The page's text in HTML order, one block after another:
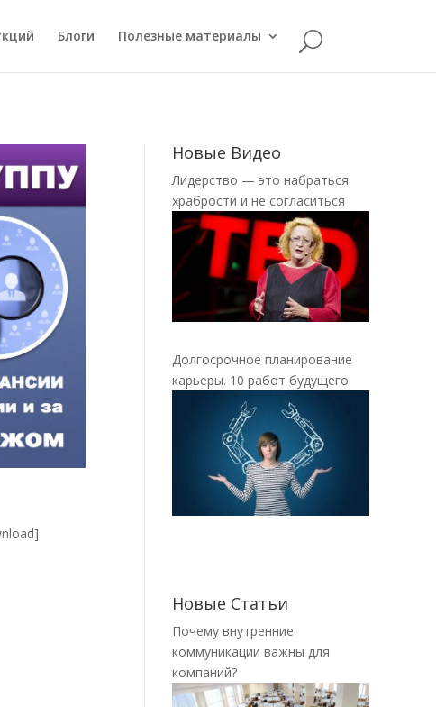
Блоги Полезные материалы
Новые Видео
Лидерство — это набраться
храбрости и не согласиться
Долгосрочное планирование
карьеры. 10 работ будущего
Новые Статьи
Почему внутренние
коммуникации важны для
компаний?